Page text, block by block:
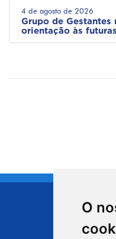
O
4 de agosto de 2026
Grupo de
orientação às